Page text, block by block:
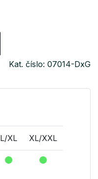
Kat. číslo: 07014-DxG
L/XL XL/XXL